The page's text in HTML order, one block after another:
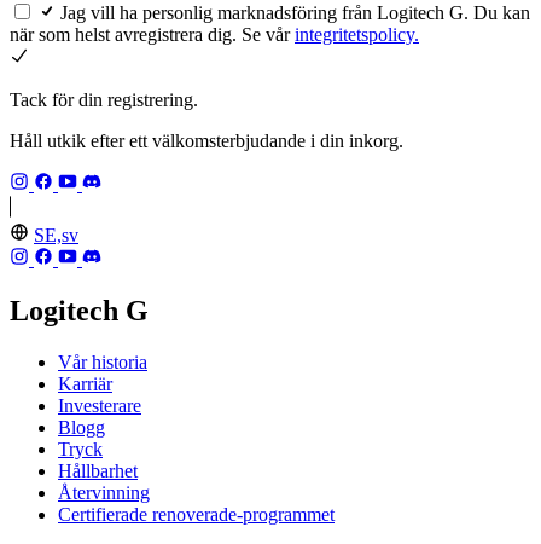
Jag vill ha personlig marknadsföring från Logitech G. Du kan
när som helst avregistrera dig. Se vårintegritetspolicy.
Tack för din registrering.
Håll utkik efter ett välkomsterbjudande i din inkorg.
SE,sv
Logitech G
Vår historia
Karriär
Investerare
Blogg
Tryck
Hållbarhet
Återvinning
Certifierade renoverade-programmet